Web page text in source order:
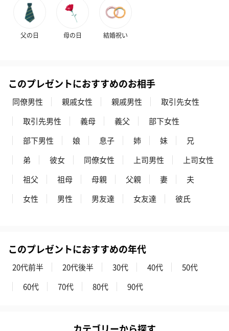
父の日 母の日 結婚祝い
このプレゼントにおすすめのお相手
同僚男性 親戚女性 親戚男性
取引先女性
取引先男性
義母 義父
部下女性
部下男性
娘 息子 姉 妹
兄
弟
彼女 同僚女性 上司男性
上司女性
祖父
祖母 母親 父親 妻
夫
女性
男性 男友達 女友達 彼氏
このプレゼントにおすすめの年代
20代前半 20代後半 30代 40代
50代
60代
70代 80代 90代
カテゴリーから探す